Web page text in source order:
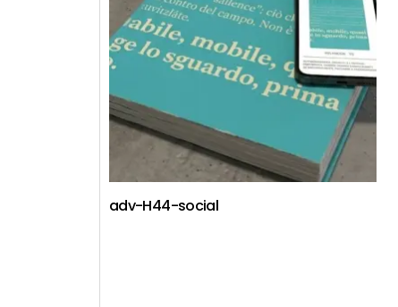
adv-H44-social